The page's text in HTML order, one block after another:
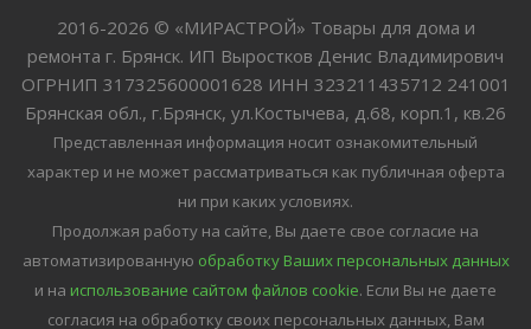
2016-2026 © «МИРАСТРОЙ» Товары для дома и
ремонта г. Брянск. ИП Выростков Денис Владимирович
ОГРНИП 317325600001628 ИНН 323211435712 241001
Брянская обл., г.Брянск, ул.Костычева, д.68, корп.1, кв.26
Представленная информация носит ознакомительный
характер и не может рассматриваться как публичная оферта
ни при каких условиях.
Продолжая работу на сайте, Вы даете свое согласие на
автоматизированную обработку Ваших персональных данных
и на использование сайтом файлов cookie. Если Вы не даете
согласия на обработку своих персональных данных, Вам